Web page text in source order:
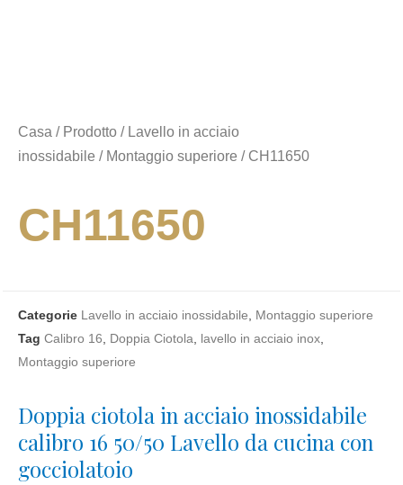
Casa / Prodotto / Lavello in acciaio
inossidabile / Montaggio superiore / CH11650
CH11650
Categorie Lavello in acciaio inossidabile
Montaggio superiore
Tag Calibro 16 Doppia Ciotola lavello in acciaio inox
Montaggio superiore
Doppia ciotola in acciaio inossidabile
calibro 16 50/50 Lavello da cucina con
gocciolatoio